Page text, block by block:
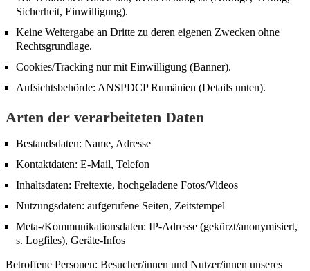
Sicherheit, Einwilligung).
Keine Weitergabe an Dritte zu deren eigenen Zwecken ohne
Rechtsgrundlage.
Cookies/Tracking nur mit Einwilligung (Banner).
Aufsichtsbehörde: ANSPDCP Rumänien (Details unten).
Arten der verarbeiteten Daten
Bestandsdaten: Name, Adresse
Kontaktdaten: E-Mail, Telefon
Inhaltsdaten: Freitexte, hochgeladene Fotos/Videos
Nutzungsdaten: aufgerufene Seiten, Zeitstempel
Meta-/Kommunikationsdaten: IP-Adresse (gekürzt/anonymisiert,
s. Logfiles), Geräte-Infos
Betroffene Personen: Besucher/innen und Nutzer/innen unseres